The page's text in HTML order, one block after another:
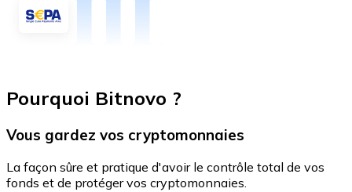
Pourquoi Bitnovo ?
Vous gardez vos cryptomonnaies
La façon sûre et pratique d'avoir le contrôle total de vos
fonds et de protéger vos cryptomonnaies.